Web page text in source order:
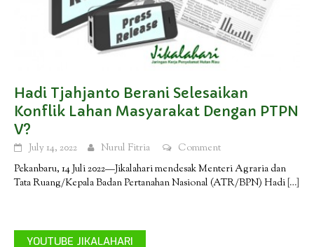
Hadi Tjahjanto Berani Selesaikan
Konflik Lahan Masyarakat Dengan PTPN
V?
July 14, 2022 Nurul Fitria
Comment
Pekanbaru, 14 Juli 2022—Jikalahari mendesak Menteri Agraria dan
Tata Ruang/Kepala Badan Pertanahan Nasional (ATR/BPN) Hadi […]
YOUTUBE JIKALAHARI